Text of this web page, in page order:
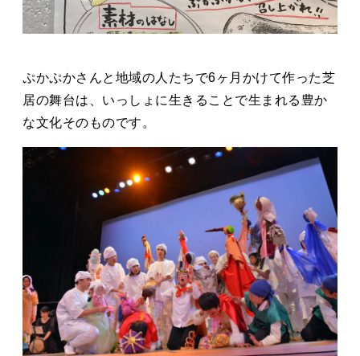
ぷかぷかさんと地域の人たちで6ヶ月かけて作った芝
居の舞台は、いっしょに生きることで生まれる豊か
な文化そのものです。